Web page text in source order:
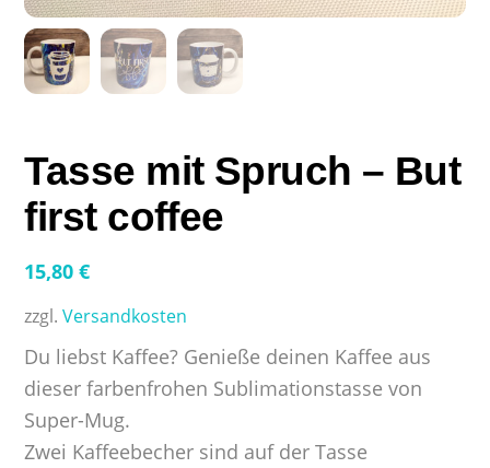
Tasse mit Spruch – But
first coffee
15,80€
zzgl.Versandkosten
Du liebst Kaffee? Genieße deinen Kaffee aus
dieser farbenfrohen Sublimationstasse von
Super-Mug.
Zwei Kaffeebecher sind auf der Tasse